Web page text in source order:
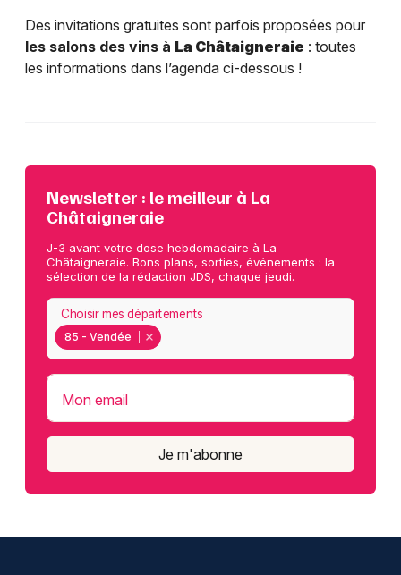
Des invitations gratuites sont parfois proposées pour
les salons des vins à La Châtaigneraie : toutes
les informations dans l’agenda ci-dessous !
Newsletter : le meilleur à La
Châtaigneraie
J-3 avant votre dose hebdomadaire à La
Châtaigneraie. Bons plans, sorties, événements : la
sélection de la rédaction JDS, chaque jeudi.
85 - Vendée
Choisir mes départements
Mon email
Je m'abonne